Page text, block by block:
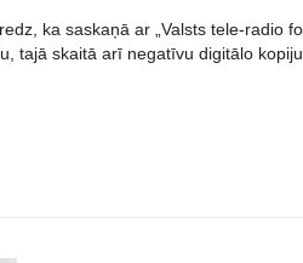
ka saskaņā ar „Valsts tele-radio
tajā skaitā arī negatīvu digitālo